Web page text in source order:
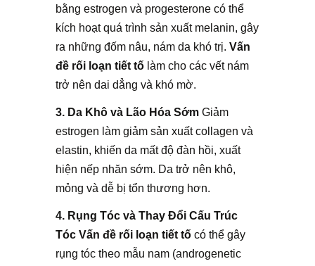
bằng estrogen và progesterone có thể
kích hoạt quá trình sản xuất melanin, gây
ra những đốm nâu, nám da khó trị. Vấn
đề rối loạn tiết tố làm cho các vết nám
trở nên dai dẳng và khó mờ.
3. Da Khô và Lão Hóa Sớm Giảm
estrogen làm giảm sản xuất collagen và
elastin, khiến da mất độ đàn hồi, xuất
hiện nếp nhăn sớm. Da trở nên khô,
mỏng và dễ bị tổn thương hơn.
4. Rụng Tóc và Thay Đổi Cấu Trúc
Tóc Vấn đề rối loạn tiết tố có thể gây
rụng tóc theo mẫu nam (androgenetic